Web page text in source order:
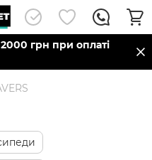
грн при оплаті